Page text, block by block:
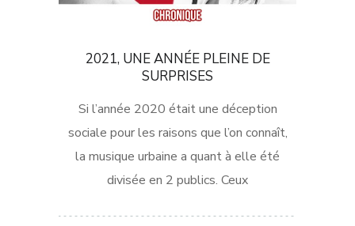
2021, UNE ANNÉE PLEINE DE
SURPRISES
Si l’année 2020 était une déception
sociale pour les raisons que l’on connaît,
la musique urbaine a quant à elle été
divisée en 2 publics. Ceux